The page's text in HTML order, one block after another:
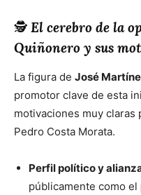
🕵️ El cerebro de la
Quiñonero y sus
La figura de José
promotor clave de esta
motivaciones muy claras
Pedro Costa Morata.
Perfil político y
públicamente como el